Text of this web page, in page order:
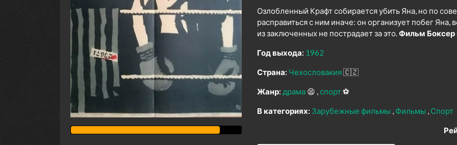
Озлобленный Крафт собирается убить Яна, но по
расправиться с ним иначе: он организует побег
из заключенных не пострадает за это.Фильм Боксер
Год выхода: 1962
Страна: Чехословакия🇨🇿
Жанр: драма 😫 спорт⚽
В категориях: Зарубежные фильмы Фильмы Спорт